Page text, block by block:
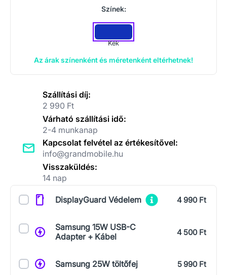
Színek:
Kék
Az árak színenként és méretenként eltérhetnek!
Szállítási díj:
2 990 Ft
Várható szállítási idő:
2-4 munkanap
Kapcsolat felvétel az értékesítővel:
info@grandmobile.hu
Visszaküldés:
14 nap
KiegészítőkDisplayGuard Védelem 4 990 Ft
Samsung 15W USB-C
Adapter + Kábel
4 500 Ft
Samsung 25W töltőfej 5 990 Ft